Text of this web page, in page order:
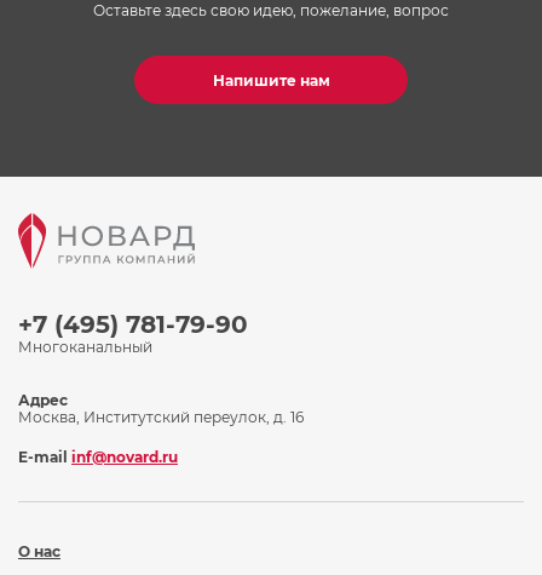
Оставьте здесь свою идею, пожелание, вопрос
Напишите нам
+7 (495) 781-79-90
Многоканальный
О нас
Адрес
Москва, Институтский переулок, д. 16
E-mail inf@novard.ru